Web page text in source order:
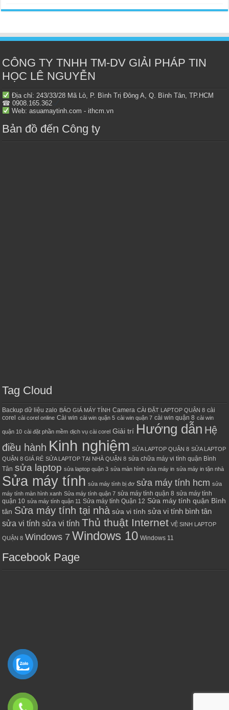
CÔNG TY TNHH TM-DV GIẢI PHÁP TIN
HỌC LÊ NGUYỄN
Địa chỉ: 243/33/28 Mã Lò, P. Bình Trị Đông A, Q. Bình Tân, TP.HCM
☎ 0908.165.362
Web: asuamaytinh.com - ithcm.vn
Bản đồ đến Công ty
Tag Cloud
Backup dữ liệu zalo BÁO GIÁ MÁY TÍNH Camera CÀI ĐẶT LAPTOP QUẬN 8 cài
corel cài corel online Cài win cài win quận 5 cài win quận 7 cài win quận 8 cài win
quận 10 cài đặt phần mềm dịch vụ cài corel Giải trí Hướng dẫn Hệ
điều hành Kinh nghiệm SỬA LAPTOP QUẬN 8 SỬA LAPTOP
QUẬN 8 GIÁ RẺ SỬA LAPTOP TẠI NHÀ QUẬN 8 sửa chữa máy vi tính quận Bình
Tân sửa laptop sửa laptop quận 3 sửa màn hình sửa máy in sửa máy in tận nhà
Sửa máy tính sửa máy tính bị đơ sửa máy tính hcm sửa
máy tính màn hình xanh Sửa máy tính quận 7 sửa máy tính quận 8 sửa máy tính
quận 10 sửa máy tính quận 11 Sửa máy tính Quận 12 Sửa máy tính quận Bình
tân Sửa máy tính tại nhà sửa vi tính sửa vi tính bình tân
sửa vi tính sửa vi tính Thủ thuật Internet VỆ SINH LAPTOP
QUẬN 8 Windows 7 Windows 10 Windows 11
Facebook Page